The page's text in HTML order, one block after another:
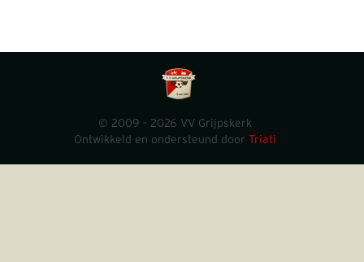
© 2009 - 2026 VV Grijpskerk
Ontwikkeld en ondersteund door Triati